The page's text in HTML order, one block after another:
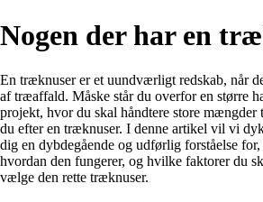
Nogen der har en
En træknuser er et uundværligt redskab, når
af træaffald. Måske står du overfor en større
projekt, hvor du skal håndtere store
du efter en træknuser. I denne artikel vil vi
dig en dybdegående og udførlig forståelse
hvordan den fungerer, og hvilke faktorer du
vælge den rette træknuser.